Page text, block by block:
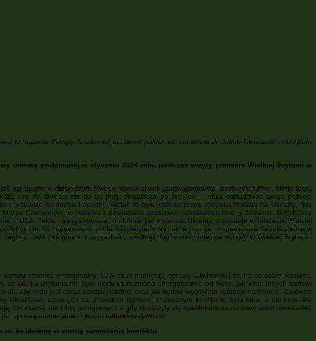
w regionie Europy Środkowej portalowi polukr.net opowiada dr Jakub Olchowski z Instytutu
umowy podpisanej w styczniu 2024 roku podczas wizyty premiera Wielkiej Brytanii w
bo trudno w dzisiejszym świecie komukolwiek „zagwarantować” bezpieczeństwo. Mimo tego,
rolę na świecie niż do tej pory, zwłaszcza po Brexicie – musi odbudować swoją pozycje
wracając na morza i oceany. Widać to było jeszcze przed rosyjską inwazją na Ukrainę, gdy
Czerwonym, w związku z działaniami przeciwko rebeliantom Huti w Jemenie. Brytyjczycy
z USA. Takie zaangażowanie, podobnie jak wsparcie Ukrainy, pozostaje w interesie Wielkiej
do zapewniania sobie bezpieczeństwa także poprzez zapewnianie bezpieczeństwa
Jeśli zaś mowa o przyszłości, niedługo będą miały miejsce wybory w Wielkiej Brytanii i
również emocjonalny. Cały czas pamiętają sprawę Litwinienki i to, na co sobie Rosjanie
Wielka Brytania nie była nigdy uzależniona energetycznie od Rosji, jak wiele innych państw
Zachodu jest coraz bardziej istotne, oraz jak będzie wyglądała sytuacja na froncie. Zarówno
uznanych za „Freedom fighters” w obecnym konflikcie, była taka, a nie inna. Ale
Co więcej, nie lubią przegranych – gdy skończyły się spektakularne sukcesy armii ukraińskiej,
sprawą numer jeden i jest to naturalne zjawisko.
że idziemy w stronę zamrożenia konfliktu.